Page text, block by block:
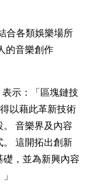
各類娛樂場所
的音樂創作
示：「區塊鏈技
以藉此革新技術
音樂界及內容
這開拓出創新
，並為新興內容